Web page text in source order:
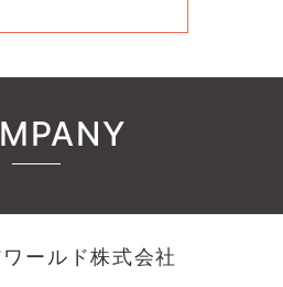
ールド株式会社